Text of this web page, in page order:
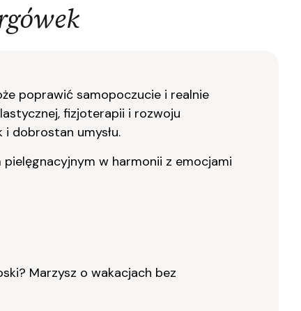
poprawić samopoczucie i realnie
fizjoterapii i rozwoju
dobrostan umysłu.
w harmonii z emocjami
Marzysz o wakacjach bez